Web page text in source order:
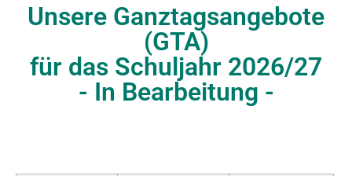
Unsere Ganztagsangebote
(GTA)
für das Schuljahr 2026/27
- In Bearbeitung -